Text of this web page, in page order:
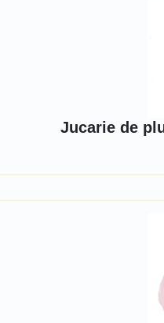
Jucarie de